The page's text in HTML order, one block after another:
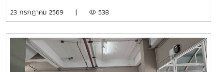
เวลาอ่านหนังสือ เป็นต้นอย่างไรก็ตาม การศึกษาดูงานครั้งนี้
แรงบันดาลใจแก่นักเรียนในการก้าวสู่การเป็นบุคลากรทางการ
พยาบาลในอนาคตต่อไป
มหาวิทยาลัย ตลอดจนปลูกฝังความภาคภูมิใจในความเป็น “ลูก
วิถีใหม่ (11701001)ในการนี้ รองศาสตราจารย์ ดร.เทพ พงษ์พา
นิช นายกสภามหาวิทยาลัยแม่โจ้ พร้อมด้วย นายพงษ์พิพัฒน์
ราชจันทร์ หัวหน้างานพัฒนานักศึกษาและศิษย์เก่าสัมพันธ์ ใน
23 กรกฎาคม 2569 | 538